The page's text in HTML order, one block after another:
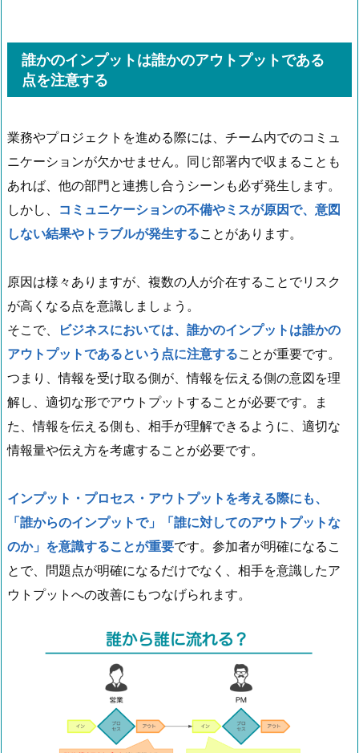
誰かのインプットは誰かのアウトプットである
点を注意する
業務やプロジェクトを進める際には、チーム内でのコミュ
ニケーションが欠かせません。同じ部署内で収まることも
あれば、他の部門と連携し合うシーンも必ず発生します。
しかし、 コミュニケーションの不備やミスが原因で、意図
しない結果やトラブルが発生することがあります。
原因は様々ありますが、複数の人が介在することでリスク
が高くなる点を意識しましょう。
そこで、
ビジネスにおいては、誰かのインプットは誰かの
アウトプットであるという点に注意することが重要です。
つまり、情報を受け取る側が、情報を伝える側の意図を理
解し、適切な形でアウトプットすることが必要です。ま
た、情報を伝える側も、相手が理解できるように、適切な
情報量や伝え方を考慮することが必要です。
インプット・プロセス・アウトプットを考える際にも、
「誰からのインプットで」「誰に対してのアウトプットな
のか」を意識することが重要です。参加者が明確になるこ
とで、問題点が明確になるだけでなく、相手を意識したア
ウトプットへの改善にもつなげられます。